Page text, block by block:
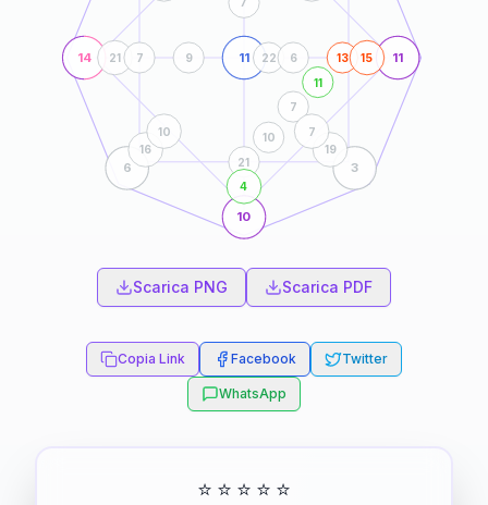
14 11
10
11
6 3
21
10
7
11
13
21 15
4
7 22 6
9
16
10
19
7
Scarica PNG Scarica PDF
Copia Link Facebook Twitter
WhatsApp
⭐ ⭐ ⭐ ⭐ ⭐